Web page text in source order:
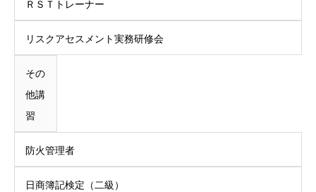
ＲＳＴトレーナー
リスクアセスメント実務研修会
その
他講
習
防火管理者
日商簿記検定（二級）